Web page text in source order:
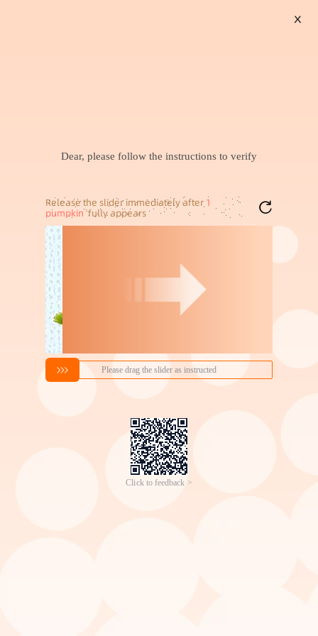
暂未找到兴趣商品，可以试试搜索喜欢的商品
搜索喜欢的商品
X